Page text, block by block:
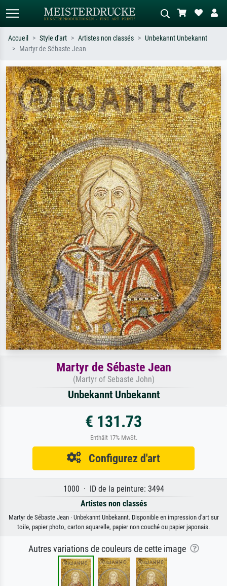
Recherchez par artiste, titre ou style –
ex. Monet, Nuit étoilée,
impressionnisme, vague de Hokusai,
nu.
Décrivez la scène – ex. prairie verte,
abstrait avec beaucoup de rouge,
tableau sombre, nu debout près d'un
arbre.
Accueil Style d'art Artistes non classés
Unbekannt Unbekannt
Martyr de Sébaste Jean
Martyr de Sébaste Jean
(Martyr of Sebaste John)
Unbekannt Unbekannt
€ 131.73
Enthält 17% MwSt.
Configurez d'art
1000 · ID de la peinture: 3494
Artistes non classés
Martyr de Sébaste Jean · Unbekannt Unbekannt. Disponible en impression d'art sur
toile, papier photo, carton aquarelle, papier non couché ou papier japonais.
Autres variations de couleurs de cette image